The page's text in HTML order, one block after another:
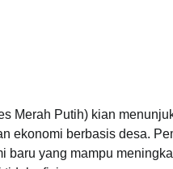
Merah Putih) kian
ekonomi berbasis desa.
yang mampu